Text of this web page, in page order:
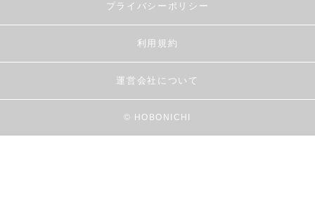
プライバシーポリシー
利用規約
運営会社について
© HOBONICHI